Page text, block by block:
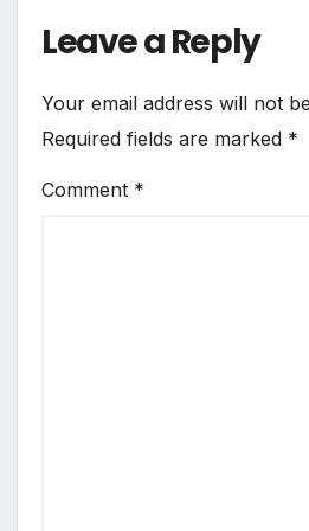
Leave a Reply
Your email address will not
Required fields are marked *
Comment *